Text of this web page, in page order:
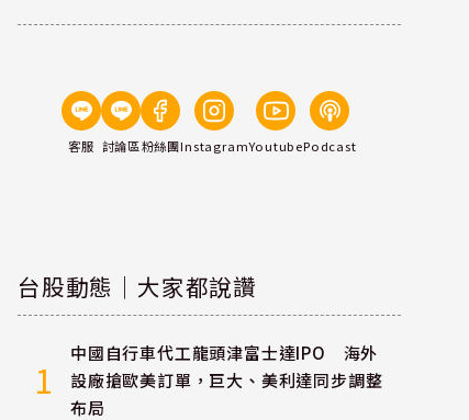
客服 討論區粉絲團InstagramYoutubePodcast
台股動態｜大家都說讚
1
中國自行車代工龍頭津富士達IPO 海外
設廠搶歐美訂單，巨大、美利達同步調整
布局